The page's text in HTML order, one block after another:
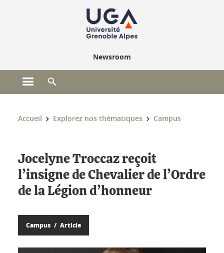
Newsroom
Ouvrir le menu principal
Vous êtes ici :
Accueil Explorez nos thématiques Campus
Jocelyne Troccaz reçoit
l’insigne de Chevalier de l’Ordre
de la Légion d’honneur
Campus Article